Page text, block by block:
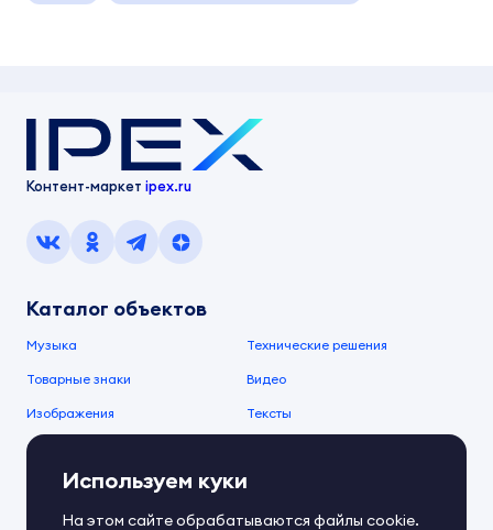
Контент-маркет ipex.ru
Каталог объектов
Музыка Технические решения
Товарные знаки Видео
Изображения Тексты
О компании
О сервисе
Документы IPEX Справочный центр
Используем куки
На этом сайте обрабатываются файлы cookie.